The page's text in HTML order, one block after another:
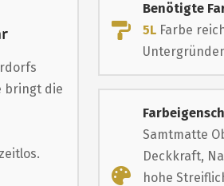
bringt die
Benötigte
5L Farbe
Samtmatte
Deckkraft,
hohe